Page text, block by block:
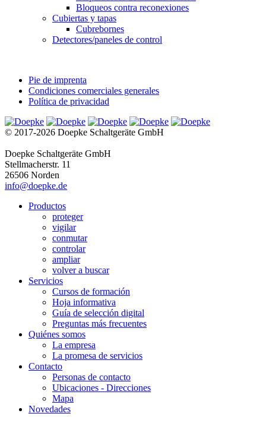
Bloqueos contra reconexiones
Cubiertas y tapas
Cubrebornes
Detectores/paneles de control
Pie de imprenta
Condiciones comerciales generales
Política de privacidad
© 2017-2026 Doepke Schaltgeräte GmbH
Doepke Schaltgeräte GmbH
Stellmacherstr. 11
26506 Norden
info@doepke.de
Productos
proteger
vigilar
conmutar
controlar
ampliar
volver a buscar
Servicios
Cursos de formación
Hoja informativa
Guía de selección digital
Preguntas más frecuentes
Quiénes somos
La empresa
La promesa de servicios
Contacto
Personas de contacto
Ubicaciones - Direcciones
Mapa
Novedades